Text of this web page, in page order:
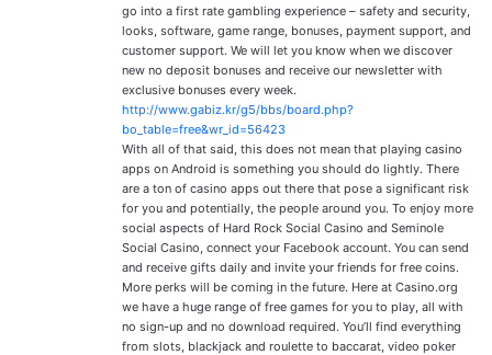
go into a first rate gambling experience – safety and security,
looks, software, game range, bonuses, payment support, and
customer support. We will let you know when we discover
new no deposit bonuses and receive our newsletter with
exclusive bonuses every week.
http://www.gabiz.kr/g5/bbs/board.php?
bo_table=free&wr_id=56423
With all of that said, this does not mean that playing casino
apps on Android is something you should do lightly. There
are a ton of casino apps out there that pose a significant risk
for you and potentially, the people around you. To enjoy more
social aspects of Hard Rock Social Casino and Seminole
Social Casino, connect your Facebook account. You can send
and receive gifts daily and invite your friends for free coins.
More perks will be coming in the future. Here at Casino.org
we have a huge range of free games for you to play, all with
no sign-up and no download required. You’ll find everything
from slots, blackjack and roulette to baccarat, video poker